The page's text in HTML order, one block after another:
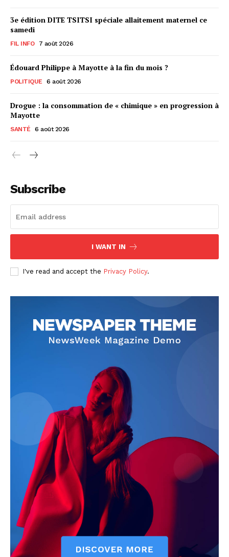
3e édition DITE TSITSI spéciale allaitement maternel ce
samedi
FIL INFO 7 août 2026
Édouard Philippe à Mayotte à la fin du mois ?
POLITIQUE 6 août 2026
Drogue : la consommation de « chimique » en progression à
Mayotte
SANTÉ 6 août 2026
Subscribe
I WANT IN
I've read and accept the Privacy Policy.